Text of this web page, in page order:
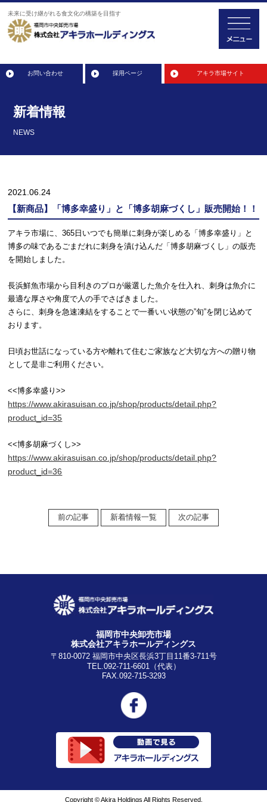
未来に受け継がれる食文化の構築を目指す
お問い合わせ 採用ページ アキラ市場サイト
新着情報
NEWS
2021.06.24
【新商品】「博多幸盛り」と「博多胡麻づくし」販売開始！！
アキラ市場に、365日いつでも簡単に刺身が楽しめる「博多幸盛り」と
博多の味であるごまだれに刺身を漬け込んだ「博多胡麻づくし」の販売
を開始しました。
長浜鮮魚市場から目利きのプロが厳選した魚介を仕入れ、刺身は魚介に
最適な厚さや角度で人の手でさばきました。
さらに、刺身を急速凍結をすることで一番いい状態の”旬”を閉じ込めて
おります。
日頃お世話になっている方や離れて住むご家族など大切な方への贈り物
として是非ご利用ください。
<<博多幸盛り>>
https://www.akirasuisan.co.jp/shop/products/detail.php?
product_id=35
<<博多胡麻づくし>>
https://www.akirasuisan.co.jp/shop/products/detail.php?
product_id=36
前の記事 新着情報一覧 次の記事
福岡市中央卸売市場
株式会社アキラホールディングス
〒810-0072 福岡市中央区長浜3丁目11番3-711号
TEL.092-711-6601（代表）
FAX.092-715-3293
Copyright © Akira Holdings All Rights Reserved.